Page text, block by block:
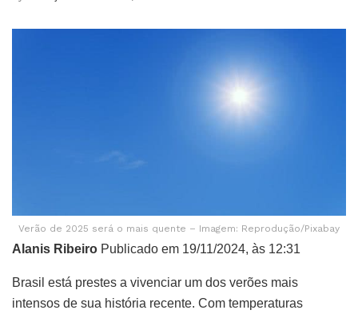
Verão de 2025 será o mais quente – Imagem: Reprodução/Pixabay
Alanis Ribeiro Publicado em 19/11/2024, às 12:31
Brasil está prestes a vivenciar um dos verões mais
intensos de sua história recente. Com temperaturas